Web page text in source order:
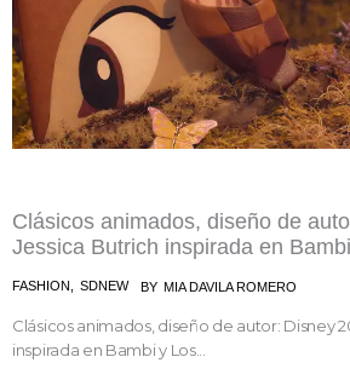
Clásicos animados, diseño de
Jessica Butrich inspirada en
FASHION SDNEW BY MIA DAVILA ROMERO
Clásicos animados, diseño de autor: Disney
inspirada en Bambi y Los...